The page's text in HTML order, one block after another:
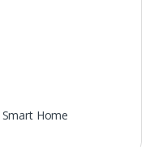
Smart Home